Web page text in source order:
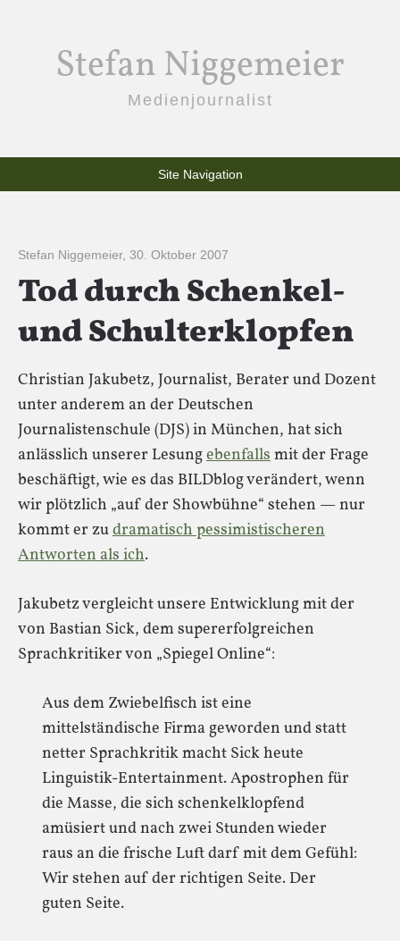
Stefan Niggemeier
Medienjournalist
Site Navigation
Stefan Niggemeier, 30. Oktober 2007
Tod durch Schenkel-
und Schulterklopfen
Christian Jakubetz, Journalist, Berater und Dozent
unter anderem an der Deutschen
Journalistenschule (DJS) in München, hat sich
anlässlich unserer Lesungebenfallsmit der Frage
beschäftigt, wie es das BILDblog verändert, wenn
wir plötzlich „auf der Showbühne“ stehen — nur
kommt er zudramatisch pessimistischeren
Antworten als ich.
Jakubetz vergleicht unsere Entwicklung mit der
von Bastian Sick, dem supererfolgreichen
Sprachkritiker von „Spiegel Online“:
Aus dem Zwiebelfisch ist eine
mittelständische Firma geworden und statt
netter Sprachkritik macht Sick heute
Linguistik-Entertainment. Apostrophen für
die Masse, die sich schenkelklopfend
amüsiert und nach zwei Stunden wieder
raus an die frische Luft darf mit dem Gefühl:
Wir stehen auf der richtigen Seite. Der
guten Seite.